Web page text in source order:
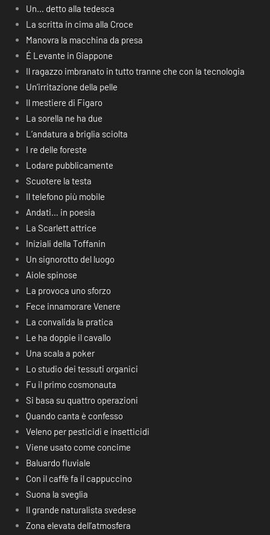
Un… detto alla tedesca
La scritta in cima alla Croce
Manovra la macchina da presa
É Levante in Giappone
Il ragazzo imbranato in tutto tranne che con la tecnologia
Un’irritazione della pelle
Il mestiere di Figaro
La sorella ne ha due
L’andatura a briglia sciolta
I re delle foreste
Lodare pubblicamente
Scuotere la testa
Il telefono più mobile
Andati… in poesia
La Scarlett attrice
Iniziali della Toffanin
Un signorotto del luogo
Aiole spinose
La provoca uno sforzo
Fece innamorare Venere
La convalida la pratica
Le ha doppie il cavallo
Una scala a poker
Lo studio dei tessuti organici
Fu il primo cosmonauta
Si basa su quattro operazioni
Quando canta è confesso
Veleno per pesticidi e insetticidi
Viene usato come concime
Baluardo fluviale
Con il caffè fa il cappuccino
Suona la sveglia
Il grande naturalista svedese
Zona elevata dell’atmosfera